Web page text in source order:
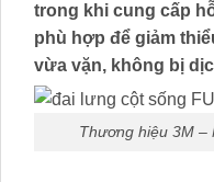
trong khi cung cấp
phù hợp để giảm
vừa vặn, không bị
Thương hiệu 3M –